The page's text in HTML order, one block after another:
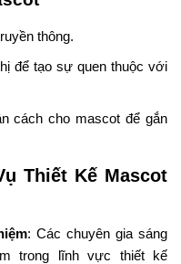
thông.
để tạo sự quen thuộc với
cách cho mascot để gắn
Thiết Kế Mascot
: Các chuyên gia sáng
trong lĩnh vực thiết kế